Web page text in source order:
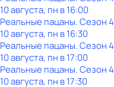
10 августа, пн в 16:00
Реальные пацаны. Сезон 4
10 августа, пн в 16:30
Реальные пацаны. Сезон 4
10 августа, пн в 17:00
Реальные пацаны. Сезон 4
10 августа, пн в 17:30